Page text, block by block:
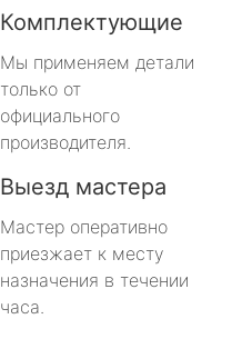
Комплектующие
Мы применяем детали
только от
официального
производителя.
Выезд мастера
Мастер оперативно
приезжает к месту
назначения в течении
часа.